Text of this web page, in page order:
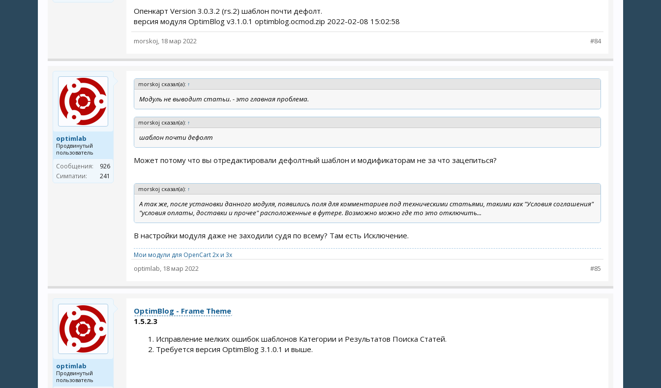
Опенкарт Version 3.0.3.2 (rs.2) шаблон почти дефолт.
версия модуля OptimBlog v3.1.0.1 optimblog.ocmod.zip 2022-02-08 15:02:58
morskoj, 18 мар 2022 #84
optimlab
Продвинутый
пользователь
Сообщения:
926
Симпатии:
241
morskoj сказал(а): ↑
Модуль не выводит статьи. - это главная проблема.
morskoj сказал(а): ↑
шаблон почти дефолт
Может потому что вы отредактировали дефолтный шаблон и модификаторам не за что зацепиться?
morskoj сказал(а): ↑
А так же, после установки данного модуля, появились поля для комментариев под техническими статьями, такими как "Условия соглашения"
"условия оплаты, доставки и прочее" расположенные в футере. Возможно можно где то это отключить...
В настройки модуля даже не заходили судя по всему? Там есть Исключение.
Мои модули для OpenCart 2x и 3x
optimlab, 18 мар 2022 #85
optimlab
Продвинутый
пользователь
OptimBlog - Frame Theme
1.5.2.3
Исправление мелких ошибок шаблонов Категории и Результатов Поиска Статей.
Требуется версия OptimBlog 3.1.0.1 и выше.